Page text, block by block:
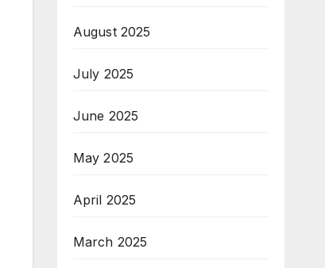
August 2025
July 2025
June 2025
May 2025
April 2025
March 2025